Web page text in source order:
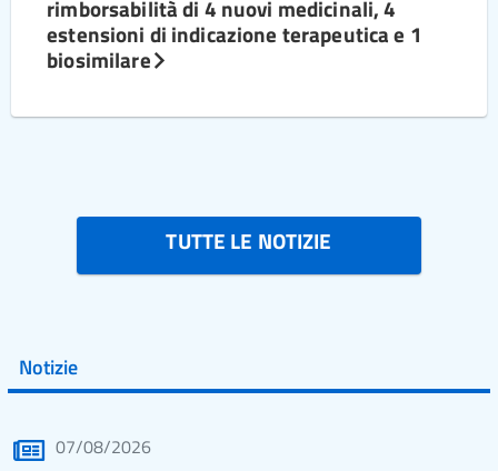
rimborsabilità di 4 nuovi medicinali, 4
estensioni di indicazione terapeutica e 1
biosimilare
TUTTE LE NOTIZIE
Notizie
07/08/2026